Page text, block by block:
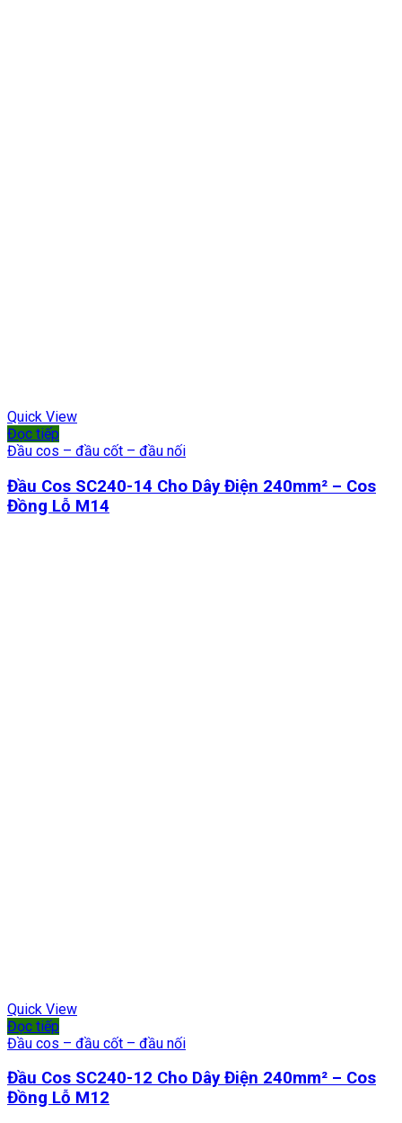
Quick View
Đọc tiếp
Đầu cos – đầu cốt – đầu nối
Đầu Cos SC240-14 Cho Dây Điện 240mm² – Cos
Đồng Lỗ M14
Quick View
Đọc tiếp
Đầu cos – đầu cốt – đầu nối
Đầu Cos SC240-12 Cho Dây Điện 240mm² – Cos
Đồng Lỗ M12